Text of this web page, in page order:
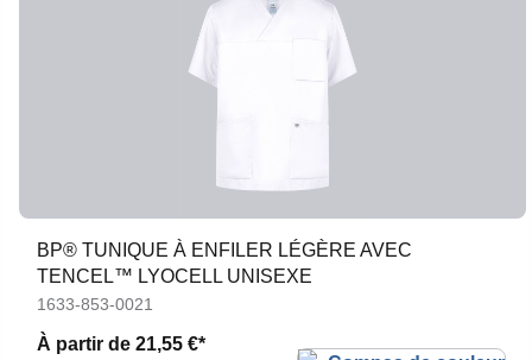
BP® TUNIQUE À ENFILER LÉGÈRE AVEC
TENCEL™ LYOCELL UNISEXE
1633-853-0021
À partir de 21,55 €*